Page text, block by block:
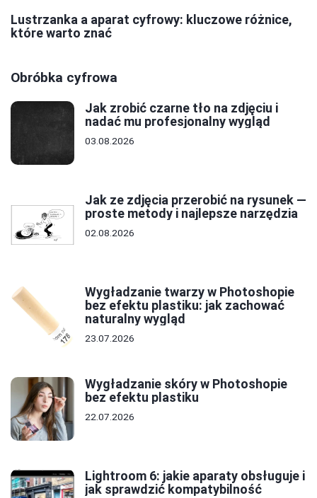
Lustrzanka a aparat cyfrowy: kluczowe różnice,
które warto znać
Obróbka cyfrowa
Jak zrobić czarne tło na zdjęciu i
nadać mu profesjonalny wygląd
03.08.2026
Jak ze zdjęcia przerobić na rysunek —
proste metody i najlepsze narzędzia
02.08.2026
Wygładzanie twarzy w Photoshopie
bez efektu plastiku: jak zachować
naturalny wygląd
23.07.2026
Wygładzanie skóry w Photoshopie
bez efektu plastiku
22.07.2026
Lightroom 6: jakie aparaty obsługuje i
jak sprawdzić kompatybilność